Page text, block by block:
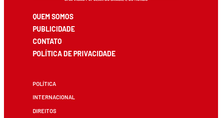
QUEM SOMOS
PUBLICIDADE
CONTATO
POLÍTICA DE PRIVACIDADE
POLÍTICA
INTERNACIONAL
DIREITOS